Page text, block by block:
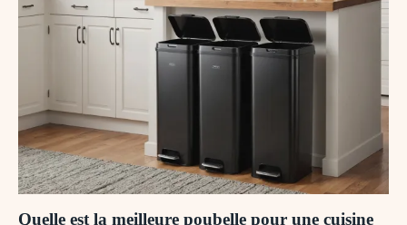
Quelle est la meilleure poubelle pour une cuisine